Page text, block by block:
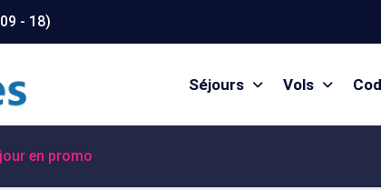
- 18)
Séjours Vols
en promo